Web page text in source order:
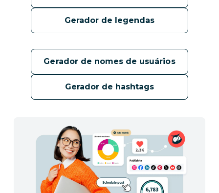
Gerador de legendas
Gerador de nomes de usuários
Gerador de hashtags